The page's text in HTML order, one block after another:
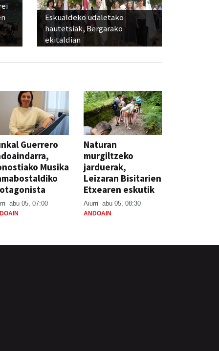
Eskualdeko udaletako
hautetsiak, Bergarako
ekitaldian
Guerrero
Musika
abu 05, 07:00
Naturan
murgiltzeko
jarduerak,
Leizaran Bisitarien
Etxearen eskutik
Aiurri abu 05, 08:30
ANDOAIN